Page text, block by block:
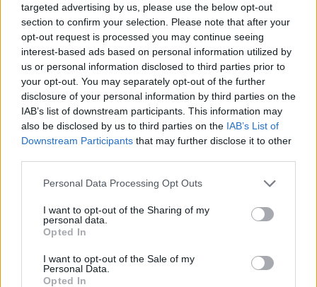
targeted advertising by us, please use the below opt-out
section to confirm your selection. Please note that after your
opt-out request is processed you may continue seeing
interest-based ads based on personal information utilized by
us or personal information disclosed to third parties prior to
your opt-out. You may separately opt-out of the further
disclosure of your personal information by third parties on the
IAB’s list of downstream participants. This information may
also be disclosed by us to third parties on the IAB’s List of
Downstream Participants that may further disclose it to other
Personal Data Processing Opt Outs
I want to opt-out of the Sharing of my
personal data.
Opted In
I want to opt-out of the Sale of my
Personal Data.
Opted In
Cím: Dudás Attila
Műgyűjtők Háza kft.
Budapest
1023.Bp. Zsigmond tér 11.
1023
Telefon: 18008123
Weboldal:
http://www.mugyujtokhaza.hu
Bemutatkozás: 2013 nyarán nyitottuk meg Galériánkat
Budapesten, a II. kerületben. Célunk, hogy az eladók optimális
rendszeresen tudják gazdagítani gyűjteményüket változatos
kínálatunkból. Ezért is rendezünk minden második héten,
szerda esténként online árverést! Kedd-től péntek-ig 11.00-este
18.00 óráig várjuk szeretettel az érdeklődőket.
GALÉRIA TOVÁBBI MŰTÁRGYAI